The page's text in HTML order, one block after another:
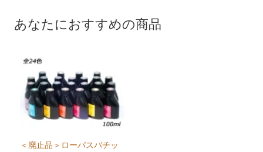
あなたにおすすめの商品
＜廃止品＞ローパスバチッ